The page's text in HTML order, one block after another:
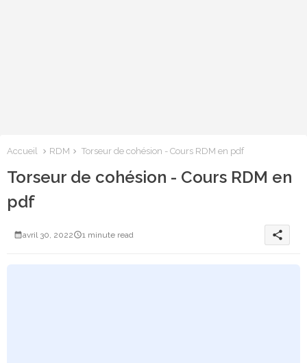
Accueil RDM Torseur de cohésion - Cours RDM en pdf
Torseur de cohésion - Cours RDM en
pdf
avril 30, 2022 1 minute read share